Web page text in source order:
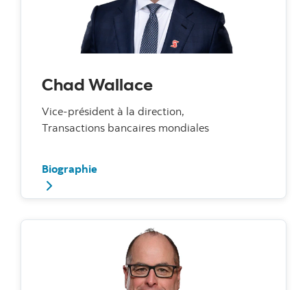
Chad Wallace
Vice-président à la direction,
Transactions bancaires mondiales
Biographie